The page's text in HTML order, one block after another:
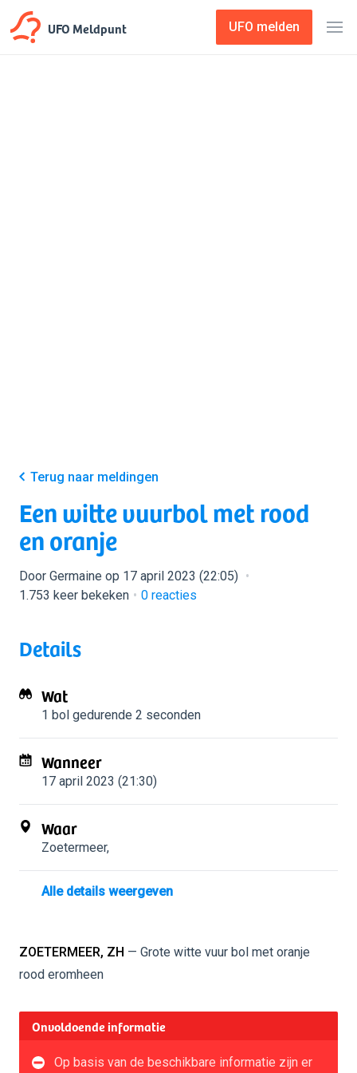
UFO Meldpunt UFO melden
Terug naar meldingen
Een witte vuurbol met rood
en oranje
Door Germaine op 17 april 2023 (22:05)
1.753 keer bekeken
0 reacties
Details
Wat
1 bol gedurende 2 seconden
Wanneer
17 april 2023 (21:30)
Waar
Zoetermeer,
Alle details weergeven
ZOETERMEER, ZH — Grote witte vuur bol met oranje
rood eromheen
Onvoldoende informatie
Op basis van de beschikbare informatie zijn er